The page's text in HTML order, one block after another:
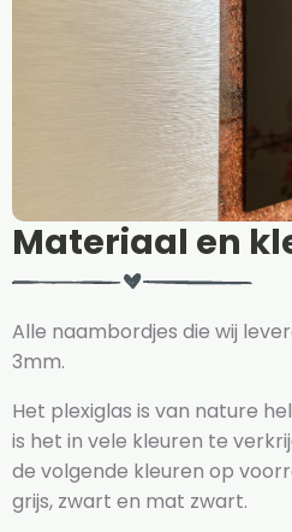
Materiaal en
Alle naambordjes die wij
3mm.
Het plexiglas is van nature
is het in vele kleuren te
de volgende kleuren op
grijs, zwart en mat zwart.